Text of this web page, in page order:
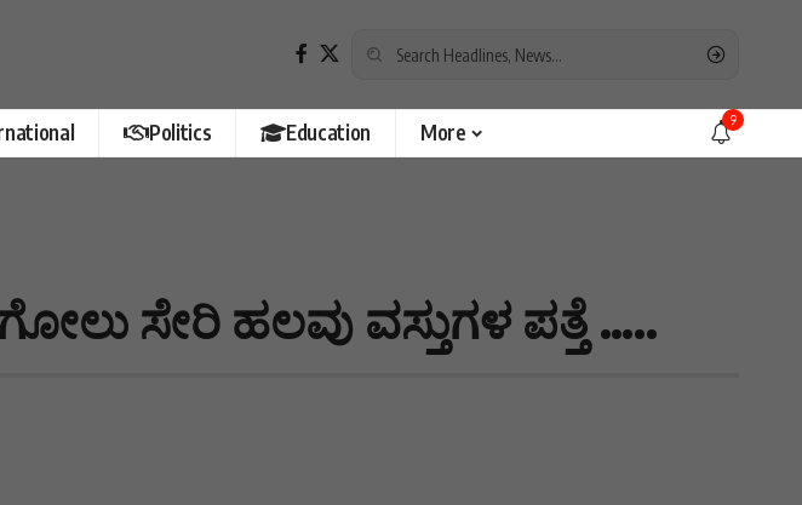
Politics Education More 9
ಸೇರಿ ಹಲವು ವಸ್ತುಗಳ ಪತ್ತೆ …..